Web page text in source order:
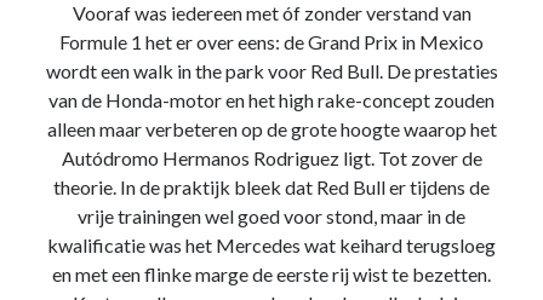
Vooraf was iedereen met óf zonder verstand van
Formule 1 het er over eens: de Grand Prix in Mexico
wordt een walk in the park voor Red Bull. De prestaties
van de Honda-motor en het high rake-concept zouden
alleen maar verbeteren op de grote hoogte waarop het
Autódromo Hermanos Rodriguez ligt. Tot zover de
theorie. In de praktijk bleek dat Red Bull er tijdens de
vrije trainingen wel goed voor stond, maar in de
kwalificatie was het Mercedes wat keihard terugsloeg
en met een flinke marge de eerste rij wist te bezetten.